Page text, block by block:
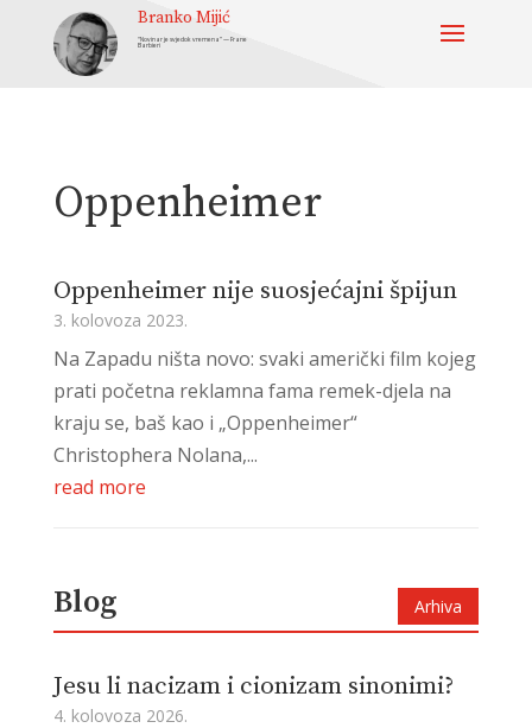
Branko Mijić
“Novinar je svjedok vremena” — Frane
Barbieri
Oppenheimer
Oppenheimer nije suosjećajni špijun
3. kolovoza 2023.
Na Zapadu ništa novo: svaki američki film kojeg
prati početna reklamna fama remek-djela na
kraju se, baš kao i „Oppenheimer“
Christophera Nolana,...
read more
Blog Arhiva
Jesu li nacizam i cionizam sinonimi?
4. kolovoza 2026.